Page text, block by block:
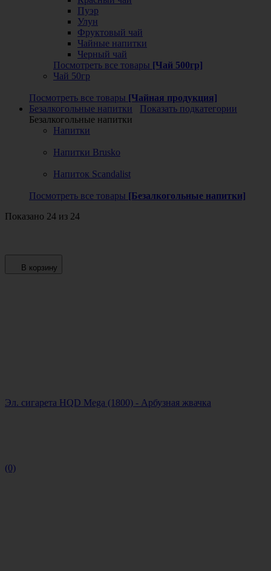
Пуэр
Улун
Фруктовый чай
Чайные напитки
Черный чай
Посмотреть все товары [Чай 500гр]
Чай 50гр
Посмотреть все товары [Чайная продукция]
Безалкогольные напитки
Показать подкатегории
Безалкогольные напитки
Напитки
Напитки Brusko
Напиток Scandalist
Посмотреть все товары [Безалкогольные напитки]
Показано 24 из 24
В корзину
Эл. сигарета HQD Mega (1800) - Арбузная жвачка
(0)